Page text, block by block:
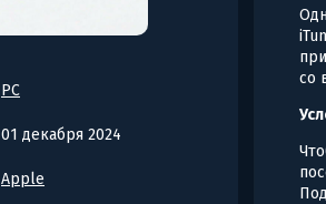
PC
01 декабря 2024
Apple
со